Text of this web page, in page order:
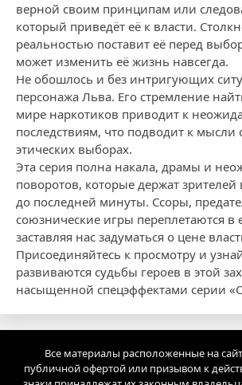
верной своим принципам или
который приведёт её к власти.
реальностью поставит её перед
может изменить её жизнь навсегда.
Не обошлось и без интригующих
персонажа Льва. Его стремление
мире наркотиков приводит к
последствиям, что подводит к мысли
этических выборах.
Эта серия полна накала, драмы и
поворотов, которые держат
до последней минуты. Ссоры,
союзнические игры переплетаются в
заставляя нас задуматься о цене
Присоединяйтесь к просмотру и
развиваются судьбы героев в этой
насыщенной спецэффектами серии
Все материалы расположенные на
публичной офертой или призывом к